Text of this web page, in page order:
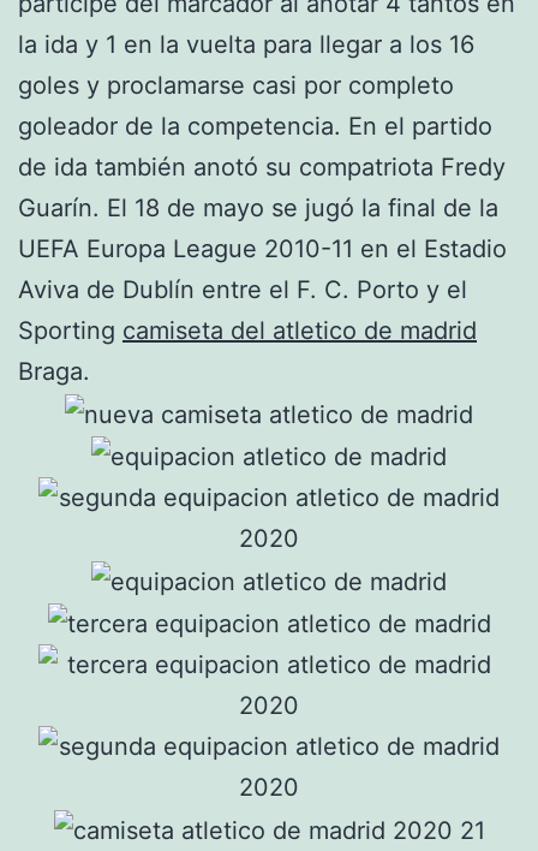
la ida y 1 en la vuelta para llegar a los 16
goles y proclamarse casi por completo
goleador de la competencia. En el partido
de ida también anotó su compatriota Fredy
Guarín. El 18 de mayo se jugó la final de la
UEFA Europa League 2010-11 en el Estadio
Aviva de Dublín entre el F. C. Porto y el
Sporting camiseta del atletico de madrid
Braga.